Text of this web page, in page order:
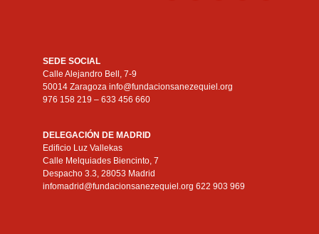
SEDE SOCIAL
Calle Alejandro Bell, 7-9
50014 Zaragoza info@fundacionsanezequiel.org
976 158 219 – 633 456 660
DELEGACIÓN DE MADRID
Edificio Luz Vallekas
Calle Melquiades Biencinto, 7
Despacho 3.3, 28053 Madrid
infomadrid@fundacionsanezequiel.org 622 903 969